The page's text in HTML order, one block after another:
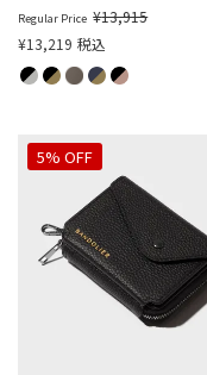
Regular Price ¥13,915
¥13,219 税込
5% OFF